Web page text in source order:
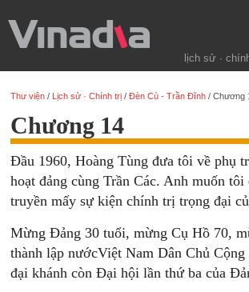
lịch sử ·
Thư viện / Lịch sử · Chính trị /Đèn Cù - Trần Đĩnh /Chương
Chương 14
Đầu 1960, Hoàng Tùng đưa tôi về phụ
hoạt đảng cùng Trần Các. Anh muốn
truyền mấy sự kiện chính trị trọng đại
Mừng Đảng 30 tuổi, mừng Cụ Hồ 70,
thành lập nướcViệt Nam Dân Chủ
đại khánh còn Đại hội lần thứ ba của